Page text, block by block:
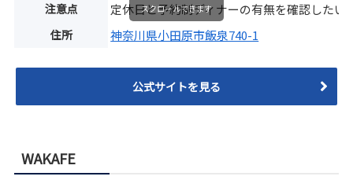
注意点 定休日と予約制ディナーの有無を確認したい
住所 神奈川県小田原市飯泉740-1
スクロールできます
公式サイトを見る
WAKAFE